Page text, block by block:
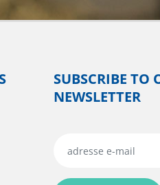
SUBSCRIBE TO
NEWSLETTER